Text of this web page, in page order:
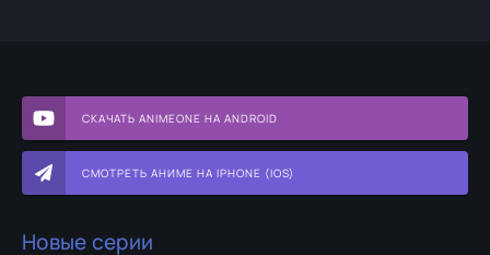
СКАЧАТЬ ANIMEONE НА ANDROID
СМОТРЕТЬ АНИМЕ НА IPHONE (IOS)
Новые серии